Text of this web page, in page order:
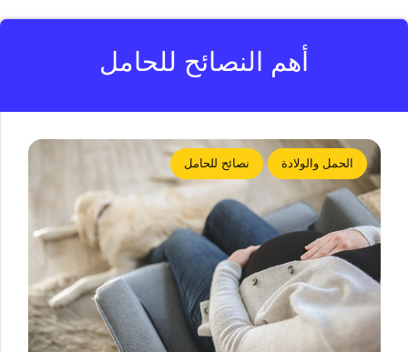
أهم النصائح للحامل
الحمل والولادة نصائح للحامل